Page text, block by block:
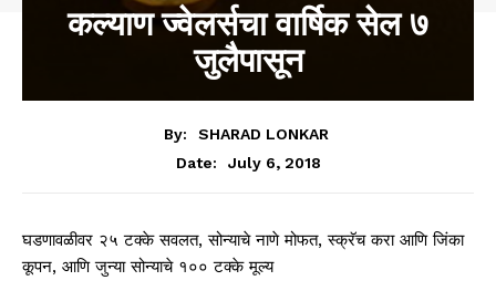
कल्याण ज्वेलर्सचा वार्षिक सेल ७
जुलैपासून
By:
SHARAD LONKAR
Date:
July 6, 2018
घडणावळीवर २५ टक्के सवलत, सोन्याचे नाणे मोफत, स्क्रॅच करा आणि जिंका
कूपन, आणि जुन्या सोन्याचे १०० टक्के मूल्य